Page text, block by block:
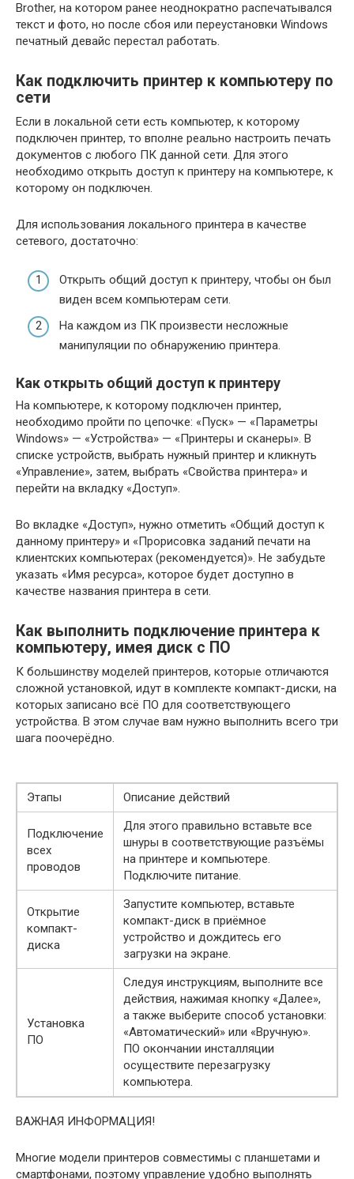
Brother, на котором ранее неоднократно распечатывался
текст и фото, но после сбоя или переустановки Windows
печатный девайс перестал работать.
Как подключить принтер к компьютеру по
сети
Если в локальной сети есть компьютер, к которому
подключен принтер, то вполне реально настроить печать
документов с любого ПК данной сети. Для этого
необходимо открыть доступ к принтеру на компьютере, к
которому он подключен.
Для использования локального принтера в качестве
сетевого, достаточно:
Открыть общий доступ к принтеру, чтобы он был
виден всем компьютерам сети.
На каждом из ПК произвести несложные
манипуляции по обнаружению принтера.
Как открыть общий доступ к принтеру
На компьютере, к которому подключен принтер,
необходимо пройти по цепочке: «Пуск» — «Параметры
Windows» — «Устройства» — «Принтеры и сканеры». В
списке устройств, выбрать нужный принтер и кликнуть
«Управление», затем, выбрать «Свойства принтера» и
перейти на вкладку «Доступ».
Во вкладке «Доступ», нужно отметить «Общий доступ к
данному принтеру» и «Прорисовка заданий печати на
клиентских компьютерах (рекомендуется)». Не забудьте
указать «Имя ресурса», которое будет доступно в
качестве названия принтера в сети.
Как выполнить подключение принтера к
компьютеру, имея диск с ПО
К большинству моделей принтеров, которые отличаются
сложной установкой, идут в комплекте компакт-диски, на
которых записано всё ПО для соответствующего
устройства. В этом случае вам нужно выполнить всего три
шага поочерёдно.
Этапы Описание действий
Подключение
всех
проводов
Для этого правильно вставьте все
шнуры в соответствующие разъёмы
на принтере и компьютере.
Подключите питание.
Открытие
компакт-
диска
Запустите компьютер, вставьте
компакт-диск в приёмное
устройство и дождитесь его
загрузки на экране.
Установка
ПО
Следуя инструкциям, выполните все
действия, нажимая кнопку «Далее»,
а также выберите способ установки:
«Автоматический» или «Вручную».
ПО окончании инсталляции
осуществите перезагрузку
компьютера.
ВАЖНАЯ ИНФОРМАЦИЯ!
Многие модели принтеров совместимы с планшетами и
смартфонами, поэтому управление удобно выполнять